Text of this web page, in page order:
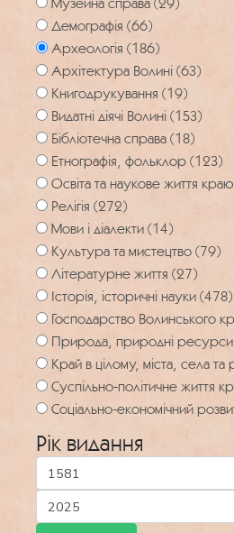
Демографія (66)
Археологія (186)
Архітектура Волині (63)
Книгодрукування (19)
Видатні діячі Волині (153)
Бібліотечна справа (18)
Етнографія, фольклор (123)
Освіта та наукове життя
Релігія (272)
Мови і діалекти (14)
Культура та мистецтво (79)
Літературне життя (27)
Історія, історичні науки (478)
Господарство Волинського
Природа, природні
Край в цілому, міста, села
Суспільно-політичне життя
Соціально-економічний
Рік видання